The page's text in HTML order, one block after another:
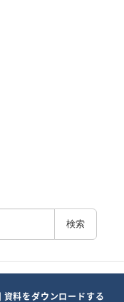
検索
資料をダウンロードする